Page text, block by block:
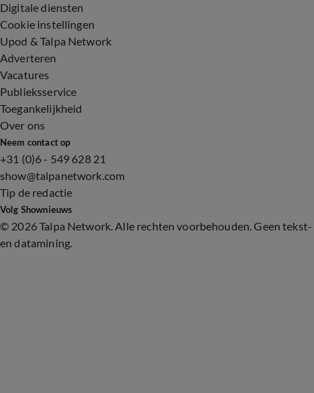
Digitale diensten
Cookie instellingen
Upod & Talpa Network
Adverteren
Vacatures
Publieksservice
Toegankelijkheid
Over ons
Neem contact op
+31 (0)6 - 549 628 21
show@talpanetwork.com
Tip de redactie
Volg Shownieuws
© 2026 Talpa Network. Alle rechten voorbehouden. Geen tekst-
en datamining.